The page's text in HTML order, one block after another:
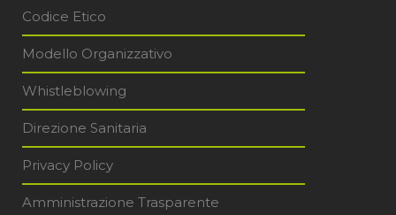
Codice Etico
Modello Organizzativo
Whistleblowing
Direzione Sanitaria
Privacy Policy
Amministrazione Trasparente